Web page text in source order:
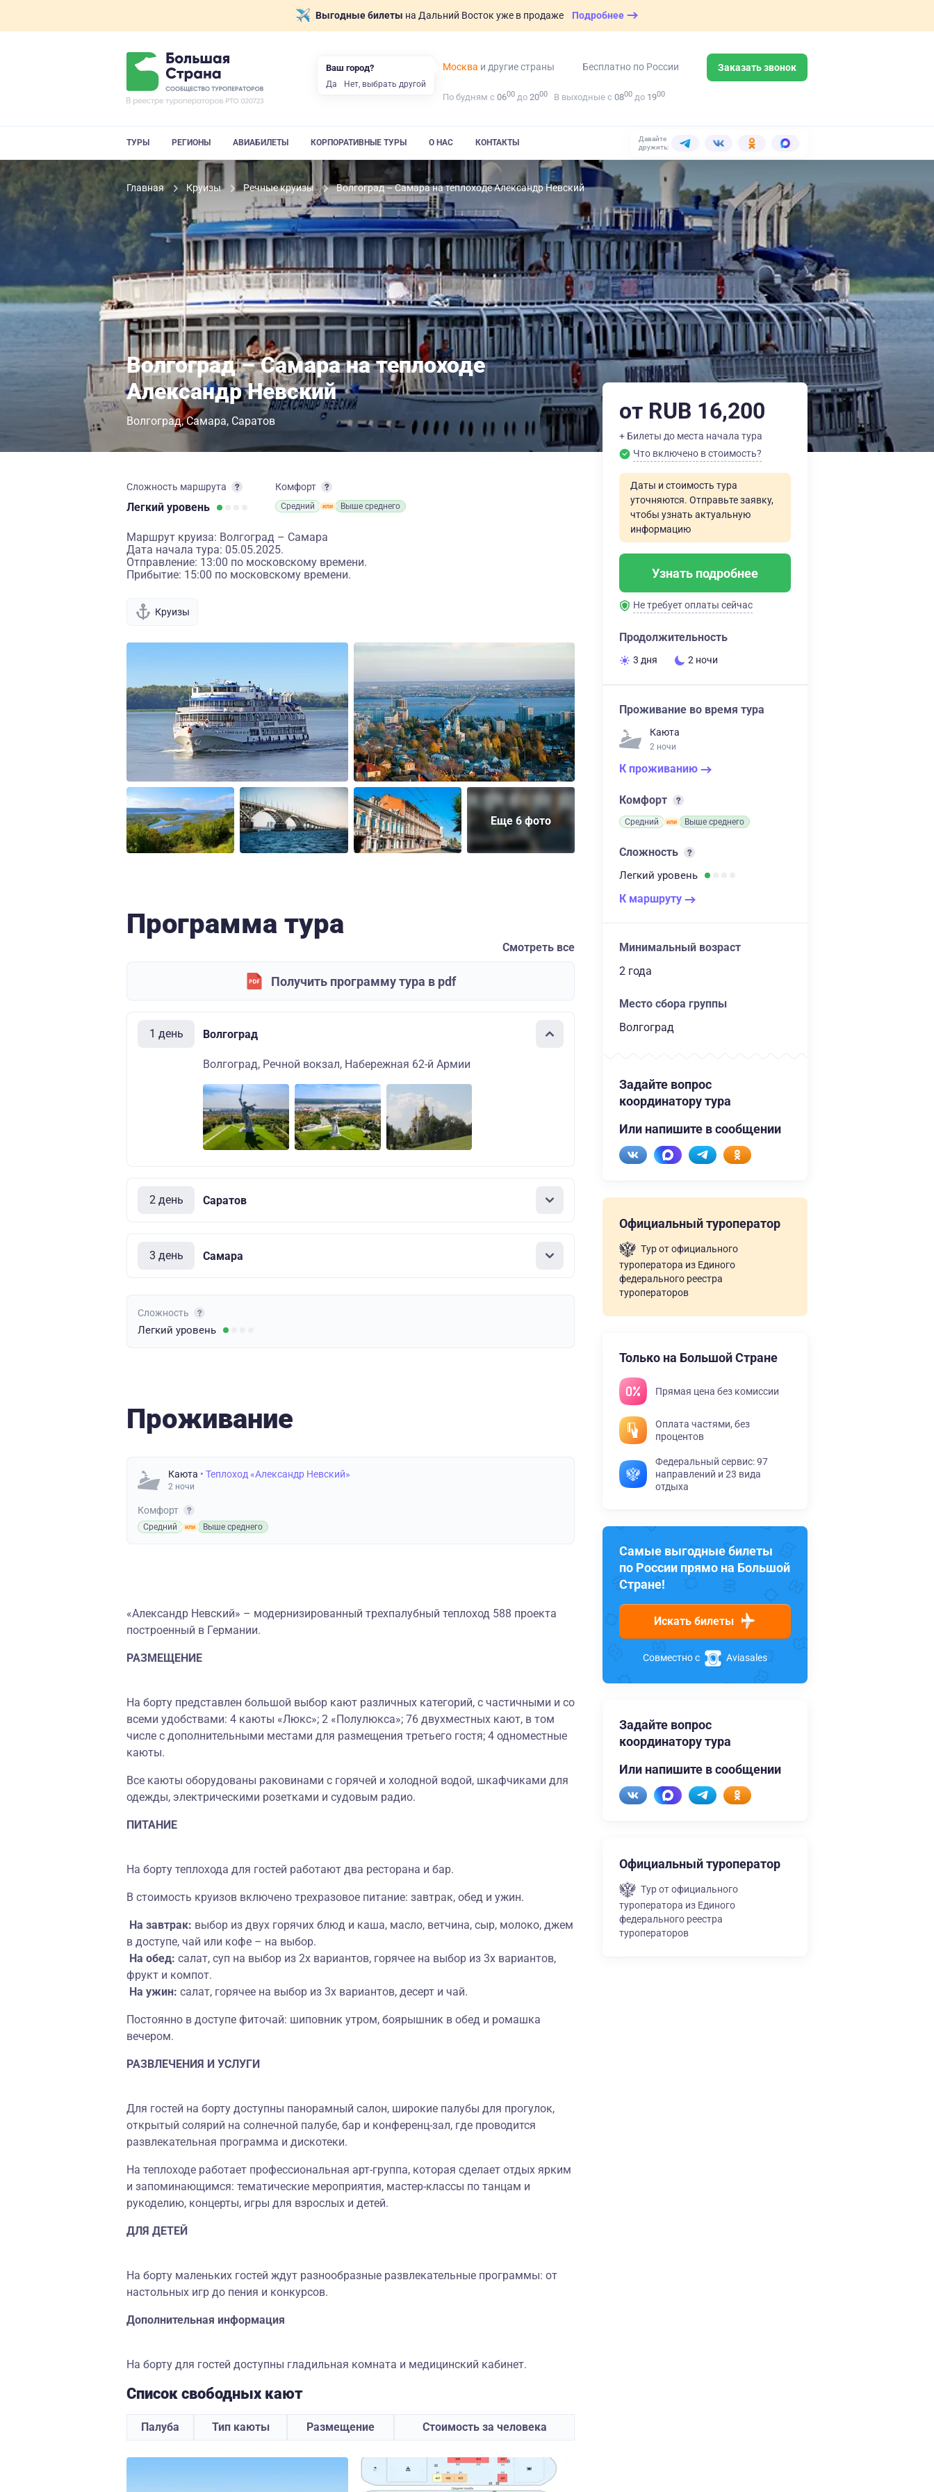
Выгодные билеты на Дальний Восток уже в продаже Подробнее
Москва и другие страны Бесплатно по России Заказать звонок
По будням с 0600 до 2000 В выходные с 0800 до 1900
ТУРЫ РЕГИОНЫ АВИАБИЛЕТЫ КОРПОРАТИВНЫЕ ТУРЫ О НАС КОНТАКТЫ
Давайте
дружить:
Главная Круизы Речные круизы Волгоград – Самара на теплоходе Александр Невский
Волгоград – Самара на теплоходе
Александр Невский
Волгоград Самара Саратов
Сложность маршрута
Легкий уровень
Комфорт
Средний Выше среднего
Маршрут круиза: Волгоград – Самара
Дата начала тура: 05.05.2025.
Отправление: 13:00 по московскому времени.
Прибытие: 15:00 по московскому времени.
Круизы
Еще 6 фото
Программа тура
Смотреть все
Получить программу тура в pdf
1 день Волгоград
Волгоград, Речной вокзал, Набережная 62-й Армии
2 день Саратов
3 день Самара
Сложность
Легкий уровень
Проживание
Каюта • Теплоход «Александр Невский»
2 ночи
Комфорт
Средний Выше среднего
«Александр Невский» – модернизированный трехпалубный теплоход 588 проекта
построенный в Германии.
РАЗМЕЩЕНИЕ
На борту представлен большой выбор кают различных категорий, с частичными и со
всеми удобствами: 4 каюты «Люкс»; 2 «Полулюкса»; 76 двухместных кают, в том
числе с дополнительными местами для размещения третьего гостя; 4 одноместные
каюты.
Все каюты оборудованы раковинами с горячей и холодной водой, шкафчиками для
одежды, электрическими розетками и судовым радио.
ПИТАНИЕ
На борту теплохода для гостей работают два ресторана и бар.
В стоимость круизов включено трехразовое питание: завтрак, обед и ужин.
На завтрак: выбор из двух горячих блюд и каша, масло, ветчина, сыр, молоко, джем
в доступе, чай или кофе – на выбор.
На обед: салат, суп на выбор из 2х вариантов, горячее на выбор из 3х вариантов,
фрукт и компот.
На ужин: салат, горячее на выбор из 3х вариантов, десерт и чай.
Постоянно в доступе фиточай: шиповник утром, боярышник в обед и ромашка
вечером.
РАЗВЛЕЧЕНИЯ И УСЛУГИ
Для гостей на борту доступны панорамный салон, широкие палубы для прогулок,
открытый солярий на солнечной палубе, бар и конференц-зал, где проводится
развлекательная программа и дискотеки.
На теплоходе работает профессиональная арт-группа, которая сделает отдых ярким
и запоминающимся: тематические мероприятия, мастер-классы по танцам и
рукоделию, концерты, игры для взрослых и детей.
ДЛЯ ДЕТЕЙ
На борту маленьких гостей ждут разнообразные развлекательные программы: от
настольных игр до пения и конкурсов.
Дополнительная информация
На борту для гостей доступны гладильная комната и медицинский кабинет.
Список свободных кают
Палуба Тип каюты Размещение Стоимость за человека
от RUB 16,200
+ Билеты до места начала тура
Что включено в стоимость?
Даты и стоимость тура
уточняются. Отправьте заявку,
чтобы узнать актуальную
информацию
Узнать подробнее
Не требует оплаты сейчас
Продолжительность
3 дня 2 ночи
Проживание во время тура
Каюта
2 ночи
К проживанию
Комфорт
Средний Выше среднего
Сложность
Легкий уровень
К маршруту
Минимальный возраст
2 года
Место сбора группы
Волгоград
Задайте вопрос
координатору тура
Или напишите в сообщении
Официальный туроператор
Тур от официального
туроператора из Единого
федерального реестра
туроператоров
Только на Большой Стране
Прямая цена без комиссии
Оплата частями, без
процентов
Федеральный сервис: 97
направлений и 23 вида
отдыха
Самые выгодные билеты
по России прямо на Большой
Стране!
Искать билеты
Совместно с Aviasales
Задайте вопрос
координатору тура
Или напишите в сообщении
Официальный туроператор
Тур от официального
туроператора из Единого
федерального реестра
туроператоров
Ваш город?
Да Нет, выбрать другой